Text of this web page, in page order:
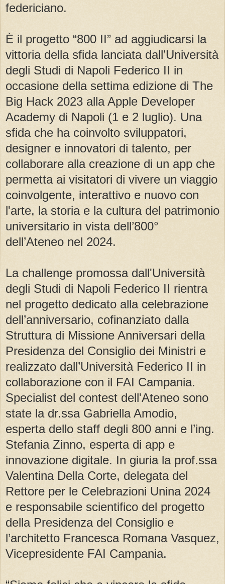
federiciano.
È il progetto “800 II” ad aggiudicarsi la
vittoria della sfida lanciata dall’Università
degli Studi di Napoli Federico II in
occasione della settima edizione di The
Big Hack 2023 alla Apple Developer
Academy di Napoli (1 e 2 luglio). Una
sfida che ha coinvolto sviluppatori,
designer e innovatori di talento, per
collaborare alla creazione di un app che
permetta ai visitatori di vivere un viaggio
coinvolgente, interattivo e nuovo con
l'arte, la storia e la cultura del patrimonio
universitario in vista dell’800°
dell’Ateneo nel 2024.
La challenge promossa dall'Università
degli Studi di Napoli Federico II rientra
nel progetto dedicato alla celebrazione
dell’anniversario, cofinanziato dalla
Struttura di Missione Anniversari della
Presidenza del Consiglio dei Ministri e
realizzato dall’Università Federico II in
collaborazione con il FAI Campania.
Specialist del contest dell'Ateneo sono
state la dr.ssa Gabriella Amodio,
esperta dello staff degli 800 anni e l’ing.
Stefania Zinno, esperta di app e
innovazione digitale. In giuria la prof.ssa
Valentina Della Corte, delegata del
Rettore per le Celebrazioni Unina 2024
e responsabile scientifico del progetto
della Presidenza del Consiglio e
l’architetto Francesca Romana Vasquez,
Vicepresidente FAI Campania.